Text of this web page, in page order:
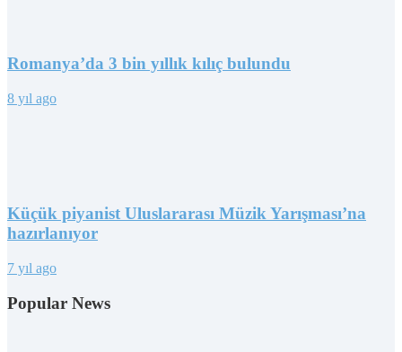
Romanya’da 3 bin yıllık kılıç bulundu
8 yıl ago
Küçük piyanist Uluslararası Müzik Yarışması’na
hazırlanıyor
7 yıl ago
Popular News